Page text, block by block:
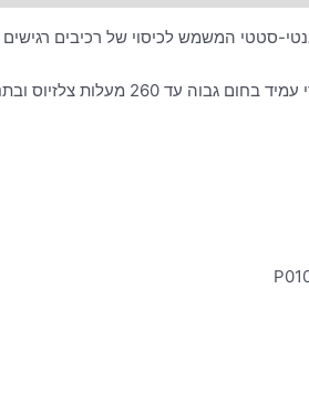
סטטי המשמש לכיסוי של רכיבים
מעלות צלזיוס ובתנאי סביבה קשים,